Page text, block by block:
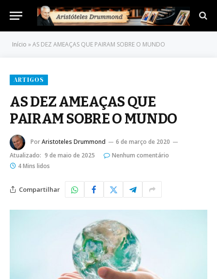
Início »AS DEZ AMEAÇAS QUE PAIRAM SOBRE O MUNDO
ARTIGOS
AS DEZ AMEAÇAS QUE
PAIRAM SOBRE O MUNDO
PorAristoteles Drummond
6 de março de 2020
Atualizado: 9 de maio de 2025
Nenhum comentário
4 Mins lidos
Compartilhar